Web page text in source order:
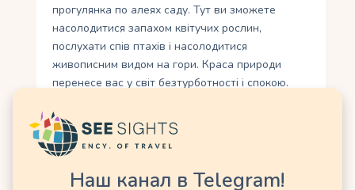
прогулянка по алеях саду. Тут ви зможете
насолодитися запахом квітучих рослин,
послухати спів птахів і насолодитися
живописним видом на гори. Краса природи
перенесе вас у світ безтурботності і спокою.
спеціально обладнана зона для йоги та
медитації.
і насолодитися гармонією та розслабленням.
Наш канал в Telegram!